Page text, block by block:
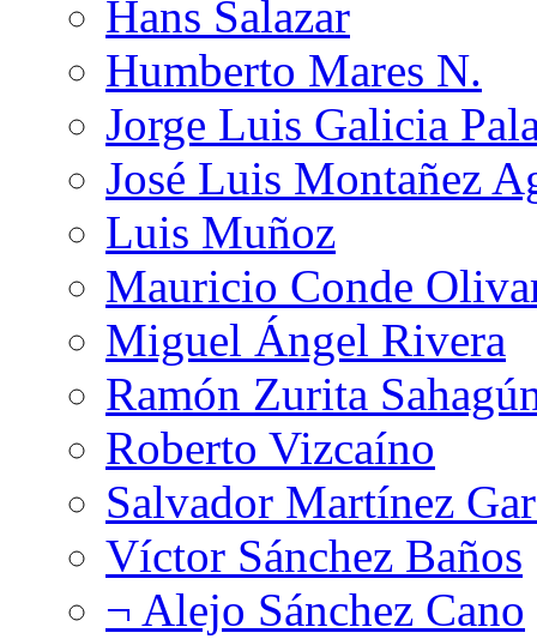
Hans Salazar
Humberto Mares N.
Jorge Luis Galicia
José Luis Montañez
Luis Muñoz
Mauricio Conde
Miguel Ángel Rivera
Ramón Zurita
Roberto Vizcaíno
Salvador Martínez
Víctor Sánchez Baños
¬ Alejo Sánchez Cano